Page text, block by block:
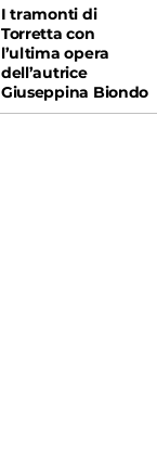
I tramonti di
Torretta con
l’ultima opera
dell’autrice
Giuseppina Biondo